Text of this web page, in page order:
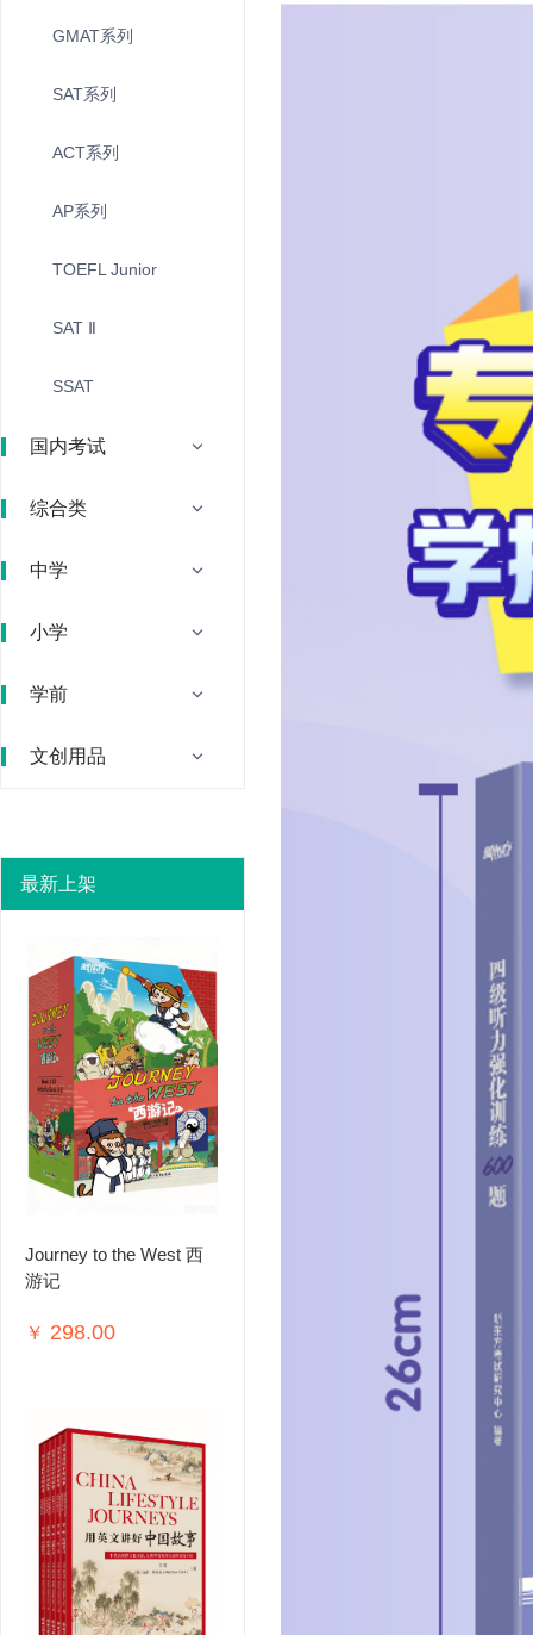
GMAT系列
SAT系列
ACT系列
AP系列
TOEFL Junior
SAT Ⅱ
SSAT
国内考试
综合类
中学
小学
学前
文创用品
最新上架
Journey to the West 西
游记
￥ 298.00